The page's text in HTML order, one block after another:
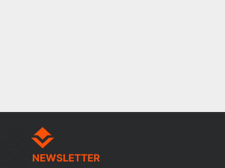
NEWSLETTER